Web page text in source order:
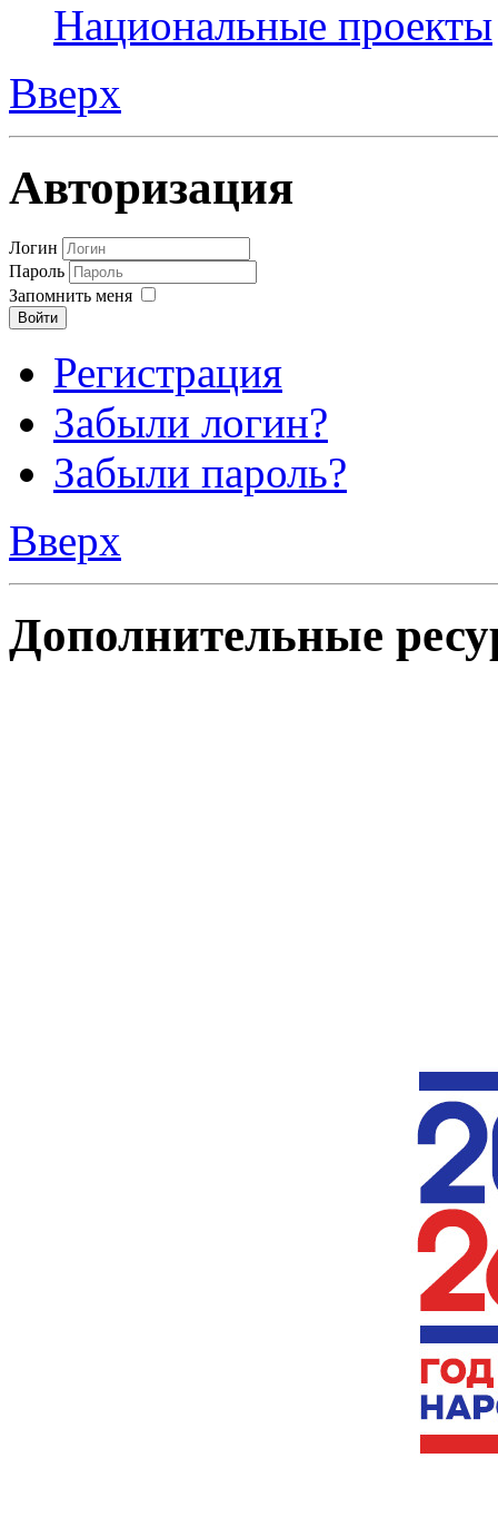
Национальные проекты
Вверх
Авторизация
Логин
Пароль
Запомнить меня
Войти
Регистрация
Забыли логин?
Забыли пароль?
Вверх
Дополнительные